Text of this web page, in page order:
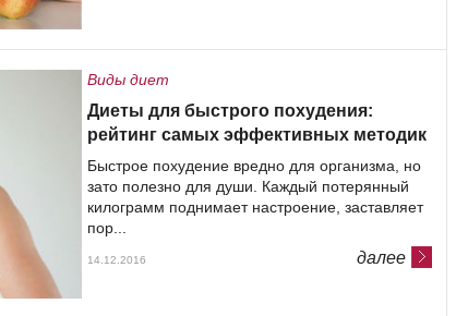
Виды диет
Диеты для быстрого похудения:
рейтинг самых эффективных методик
Быстрое похудение вредно для организма, но
зато полезно для души. Каждый потерянный
килограмм поднимает настроение, заставляет
пор...
далее
14.12.2016